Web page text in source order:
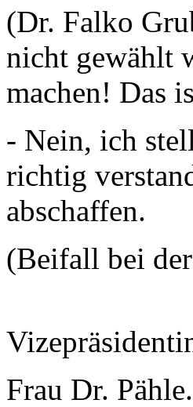
(Dr. Falko
nicht gewählt
machen! Das
- Nein, ich
richtig
abschaffen.
(Beifall bei
Frau Dr. Pähle.